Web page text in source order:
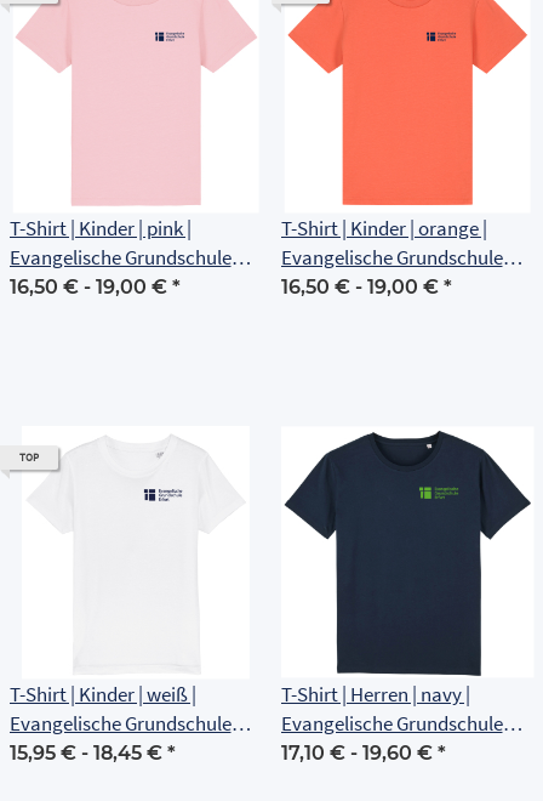
T-Shirt | Kinder | pink |
Evangelische Grundschule
Erfurt
16,50 € - 19,00 € *
T-Shirt | Kinder | orange |
Evangelische Grundschule
Erfurt
16,50 € - 19,00 € *
TOP
T-Shirt | Kinder | weiß |
Evangelische Grundschule
Erfurt
15,95 € - 18,45 € *
T-Shirt | Herren | navy |
Evangelische Grundschule
Erfurt
17,10 € - 19,60 € *